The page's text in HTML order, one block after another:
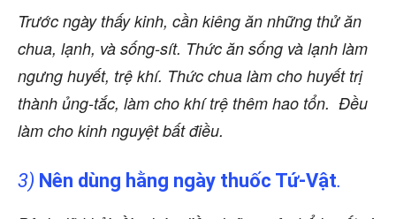
Trước ngày thấy kinh, cần kiêng ăn những thử ăn
chua, lạnh, và sống-sít. Thức ăn sống và lạnh làm
ngưng huyết, trệ khí. Thức chua làm cho huyếttrị
thành ủng-tắc, làm cho khí trệ thêm hao tổn. Đều
làm cho kinh nguyệt bất điều.
3) Nên dùng hằng ngày thuốc Tứ-Vật.